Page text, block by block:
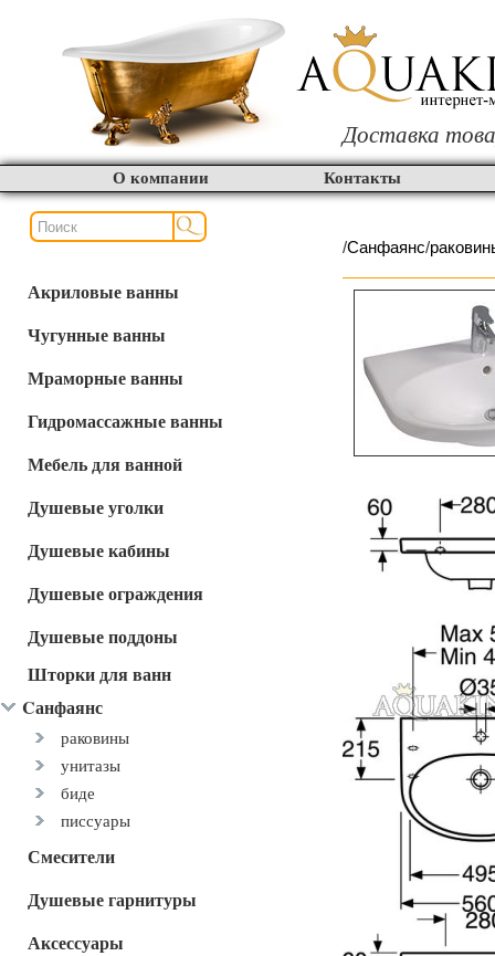
Доставка
О компании Контакты
Акриловые ванны
Чугунные ванны
Мраморные ванны
Гидромассажные ванны
Мебель для ванной
Душевые уголки
Душевые кабины
Душевые ограждения
Душевые поддоны
Шторки для ванн
Cанфаянс
раковины
унитазы
биде
писсуары
Смесители
Душевые гарнитуры
Аксессуары
/Cанфаянс/